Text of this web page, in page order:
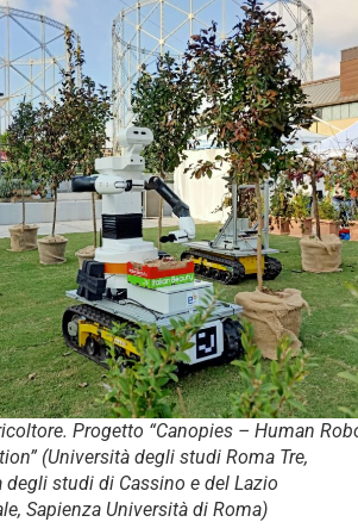
Progetto “Canopies – Human
(Università degli studi Roma Tre,
degli studi di Cassino e del Lazio
Sapienza Università di Roma)